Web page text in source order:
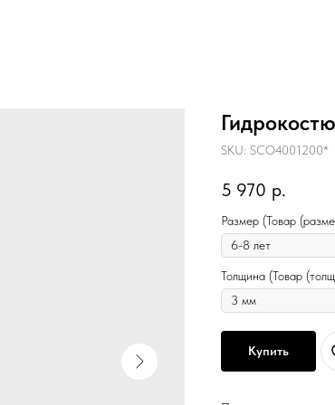
SKU: SCO4001200*
5 970 р.
Размер (Товар
Толщина (Товар
Купить